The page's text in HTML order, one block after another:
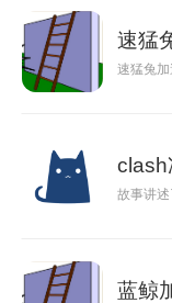
速猛
速猛兔
clash
故事讲
蓝鲸